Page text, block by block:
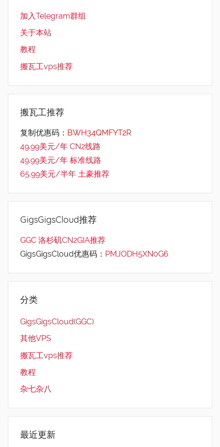
加入Telegram群组
关于本站
教程
搬瓦工vps推荐
搬瓦工推荐
复制优惠码： BWH34QMFYT2R
49.99美元/年 CN2线路
49.99美元/年 标准线路
65.99美元/半年 土豪推荐
GigsGigsCloud推荐
GGC 洛杉矶CN2GIA推荐
GigsGigsCloud优惠码： PMJODH5XN0G6
分类
GigsGigsCloud(GGC)
其他VPS
搬瓦工vps推荐
教程
杂七杂八
最近更新